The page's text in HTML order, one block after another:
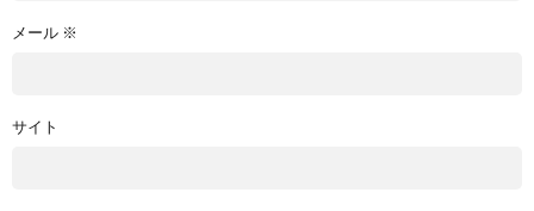
メール ※
サイト